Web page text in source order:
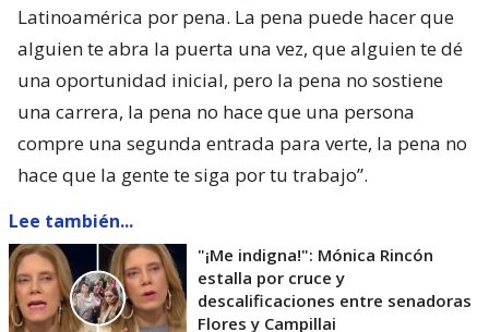
Latinoamérica por pena. La pena puede hacer que
alguien te abra la puerta una vez, que alguien te dé
una oportunidad inicial, pero la pena no sostiene
una carrera, la pena no hace que una persona
compre una segunda entrada para verte, la pena no
hace que la gente te siga por tu trabajo”.
Lee también...
"¡Me indigna!": Mónica Rincón
estalla por cruce y
descalificaciones entre senadoras
Flores y Campillai